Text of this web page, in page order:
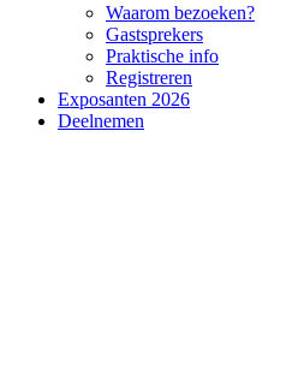
Waarom bezoeken?
Gastsprekers
Praktische info
Registreren
Exposanten 2026
Deelnemen